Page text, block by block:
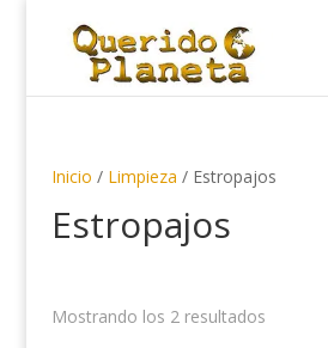
de
productos
Inicio / Limpieza / Estropajos
Estropajos
Mostrando los 2 resultados